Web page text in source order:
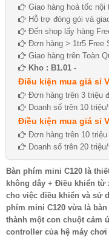
Giao hàng hoả tốc nội
Hỗ trợ đóng gói và
Đến shop lấy hàng
Đơn hàng > 1tr5 Free
Giao hàng trên Toàn
Kho : B1.01 -
Điều kiện mua giá sỉ
Đơn hàng trên 3 triệu
Doanh số trên 10
Điều kiện mua giá sỉ
Đơn hàng trên 10
Doanh số trên 20
Bàn phím mini C120 là
không dây + Điều khiển
cho việc điều khiển và sử
phím mini C120 vừa là
thành một con chuột cảm
controller của hệ máy